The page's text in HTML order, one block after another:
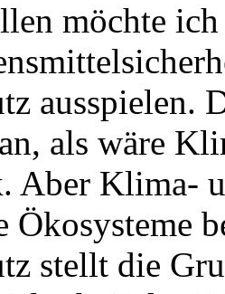
möchte
ausspielen.
als wäre
Aber Klima-
Ökosysteme
stellt die